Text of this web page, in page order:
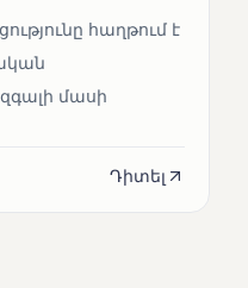
հաղթում է
զգալի մասի
Դիտել